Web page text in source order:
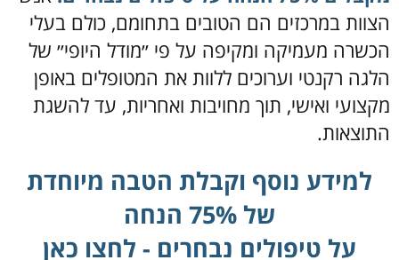
הצוות במרכזים הם הטובים בתחומם, כולם בעלי
הכשרה מעמיקה ומקיפה על פי ״מודל היופי״ של
הלגה רקנטי וערוכים ללוות את המטופלים באופן
מקצועי ואישי, תוך מחויבות ואחריות, עד להשגת
התוצאות.
למידע נוסף וקבלת הטבה מיוחדת
של 75% הנחה
על טיפולים נבחרים - לחצו כאן